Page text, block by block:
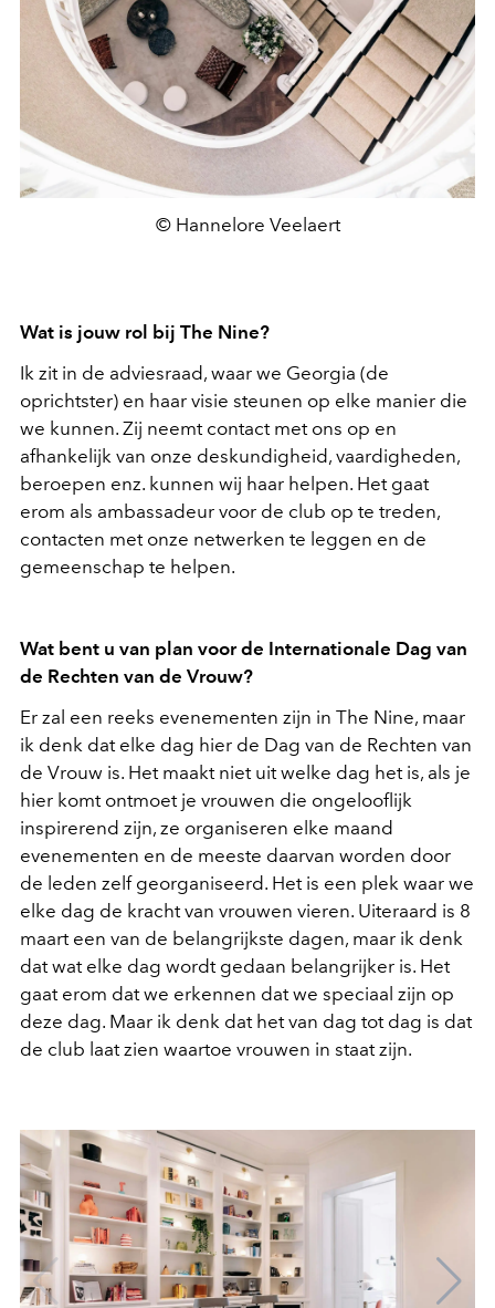
© Hannelore Veelaert
Wat is jouw rol bij The Nine?
Ik zit in de adviesraad, waar we Georgia (de
oprichtster) en haar visie steunen op elke manier die
we kunnen. Zij neemt contact met ons op en
afhankelijk van onze deskundigheid, vaardigheden,
beroepen enz. kunnen wij haar helpen. Het gaat
erom als ambassadeur voor de club op te treden,
contacten met onze netwerken te leggen en de
gemeenschap te helpen.
Wat bent u van plan voor de Internationale Dag van
de Rechten van de Vrouw?
Er zal een reeks evenementen zijn in The Nine, maar
ik denk dat elke dag hier de Dag van de Rechten van
de Vrouw is. Het maakt niet uit welke dag het is, als je
hier komt ontmoet je vrouwen die ongelooflijk
inspirerend zijn, ze organiseren elke maand
evenementen en de meeste daarvan worden door
de leden zelf georganiseerd. Het is een plek waar we
elke dag de kracht van vrouwen vieren. Uiteraard is 8
maart een van de belangrijkste dagen, maar ik denk
dat wat elke dag wordt gedaan belangrijker is. Het
gaat erom dat we erkennen dat we speciaal zijn op
deze dag. Maar ik denk dat het van dag tot dag is dat
de club laat zien waartoe vrouwen in staat zijn.